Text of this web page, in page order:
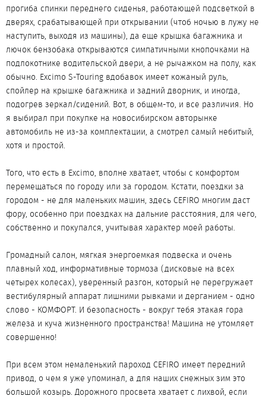
прогиба спинки переднего сиденья, работающей подсветкой в
дверях, срабатывающей при открывании (чтоб ночью в лужу не
наступить, выходя из машины), да еще крышка багажника и
лючок бензобака открываются симпатичными кнопочками на
подлокотнике водительской двери, а не рычажком на полу, как
обычно. Excimo S-Touring вдобавок имеет кожаный руль,
спойлер на крышке багажника и задний дворник, и иногда,
подогрев зеркал/сидений. Вот, в общем-то, и все различия. Но
я выбирал при покупке на новосибирском авторынке
автомобиль не из-за комплектации, а смотрел самый небитый,
хотя и простой.
Того, что есть в Excimo, вполне хватает, чтобы с комфортом
перемещаться по городу или за городом. Кстати, поездки за
городом - не для маленьких машин, здесь CEFIRO многим даст
фору, особенно при поездках на дальние расстояния, для чего,
собственно и покупался, учитывая характер моей работы.
Громадный салон, мягкая энергоемкая подвеска и очень
плавный ход, информативные тормоза (дисковые на всех
четырех колесах), уверенный разгон, который не перегружает
вестибулярный аппарат лишними рывками и дерганием - одно
слово - КОМФОРТ. И безопасность - вокруг тебя этакая гора
железа и куча жизненного пространства! Машина не утомляет
совершенно!
При всем этом немаленький пароход CEFIRO имеет передний
привод, о чем я уже упоминал, а для наших снежных зим это
большой козырь. Дорожного просвета хватает с лихвой, если